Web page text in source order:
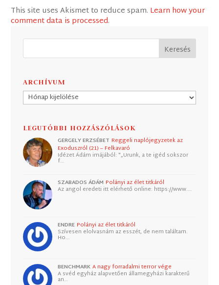
This site uses Akismet to reduce spam. Learn how your
comment data is processed.
ARCHÍVUM
Archívum
LEGUTÓBBI HOZZÁSZÓLÁSOK
GERGELY ERZSÉBET Reggeli naplójegyzetek az
Exoduszról (21) – Felkavaró
Idézet Ádám imájából: "„Urunk, a te igéd sokszor
f…
SZABADOS ÁDÁM Polányi az élet titkáról
Az angol eredeti itt elérhető online: https://www.…
ENDRE Polányi az élet titkáról
Szívesen elolvasnám az esszét, de nem találtam.
Ho…
BENCHMARK A nagy forradalmi terror vége
A svéd egyház alapvetően államegyházi karakterű
an…